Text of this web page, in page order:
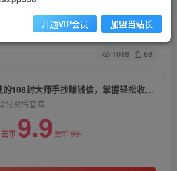
关注 私信
1018 68
杀手文案，疯狂变现的108封大师手抄赚钱信，掌握轻松收钱的文案密码【文档非视频】
付费后查看
云币 9.9云币99
开通VIP会员 加盟当站长